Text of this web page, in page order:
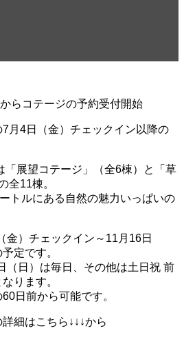
らコテージの予約受付開始
月4日（金）チェックイン以降の
「展望コテージ」（全6棟）と「草
全11棟。
トルにある自然の魅力いっぱいの
金）チェックイン～11月16日
定です。
（日）は毎日、その他は土日祝 前
ります。
日前から可能です。
細はこちら↓↓↓から